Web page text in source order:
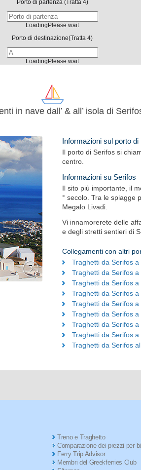
Porto di partenza (Tratta 4)
Loading Please wait
Porto di destinazione(Tratta 4)
Loading Please wait
in nave dall’ & all’ isola di
Informazioni sul porto di
Il porto di Serifos si
centro.
Informazioni su Serifos
Il sito più importante, il
° secolo. Tra le spiagge
Megalo Livadi.
Vi innamorerete delle
e degli stretti sentieri di
Collegamenti con altri
Traghetti da Serifos
Traghetti da Serifos
Traghetti da Serifos
Traghetti da Serifos
Traghetti da Serifos
Traghetti da Serifos
Traghetti da Serifos
Traghetti da Serifos
Traghetti da Serifos
Treno e Traghetto
Comparazione dei prezzi per
Ferry Trip Advisor
Membri del Greekferries Club